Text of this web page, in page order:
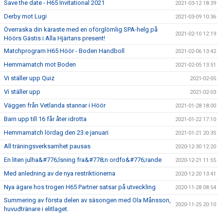
Save the date - H65 Invitational 2021 2021-03-12 18:39
Derby mot Lugi 2021-03-09 10:36
Överraska din käraste med en oförglömlig SPA-helg på
Höörs Gästis i Alla Hjärtans present!
2021-02-10 12:19
Matchprogram H65 Höör - Boden Handboll 2021-02-06 13:42
Hemmamatch mot Boden 2021-02-05 13:51
Vi ställer upp Quiz 2021-02-05
Vi ställer upp 2021-02-03
Väggen från Vetlanda stannar i Höör 2021-01-28 18:00
Barn upp till 16 får åter idrotta 2021-01-22 17:10
Hemmamatch lördag den 23:e januari 2021-01-21 20:35
All träningsverksamhet pausas 2020-12-30 12:20
En liten julha&#776;lsning fra&#778;n ordfo&#776;rande 2020-12-21 11:55
Med anledning av de nya restriktionerna 2020-12-20 13:41
Nya ägare hos trogen H65 Partner satsar på utveckling 2020-11-28 08:54
Summering av första delen av säsongen med Ola Månsson,
huvudtränare i elitlaget.
2020-11-25 20:10